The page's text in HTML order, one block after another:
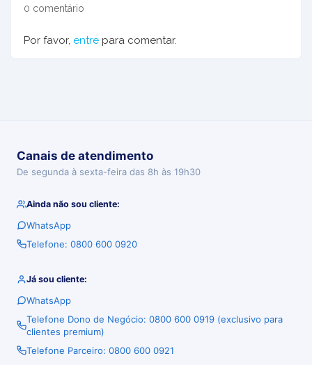
0 comentário
Por favor, entre para comentar.
Canais de atendimento
De segunda à sexta-feira das 8h às 19h30
Ainda não sou cliente:
WhatsApp
Telefone: 0800 600 0920
Já sou cliente:
WhatsApp
Telefone Dono de Negócio: 0800 600 0919 (exclusivo para
clientes premium)
Telefone Parceiro: 0800 600 0921